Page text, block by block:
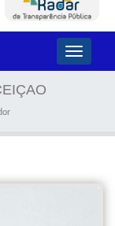
Toggle